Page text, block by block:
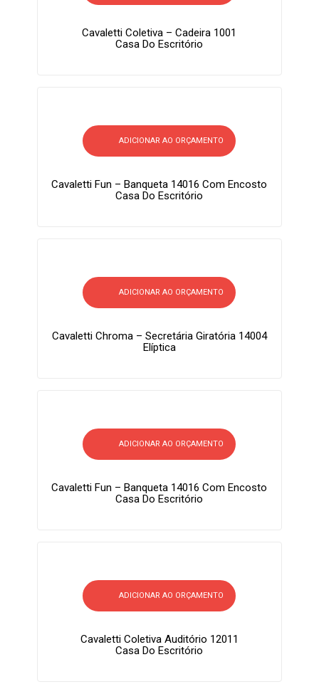
Cavaletti Coletiva – Cadeira 1001
Casa Do Escritório
ADICIONAR AO ORÇAMENTO
Cavaletti Fun – Banqueta 14016 Com Encosto
Casa Do Escritório
ADICIONAR AO ORÇAMENTO
Cavaletti Chroma – Secretária Giratória 14004
Elíptica
ADICIONAR AO ORÇAMENTO
Cavaletti Fun – Banqueta 14016 Com Encosto
Casa Do Escritório
ADICIONAR AO ORÇAMENTO
Cavaletti Coletiva Auditório 12011
Casa Do Escritório